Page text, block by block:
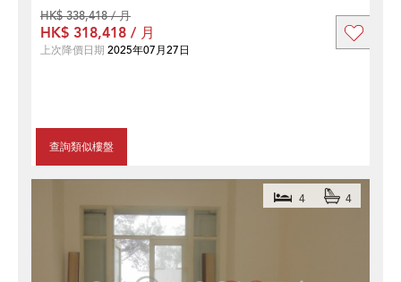
查詢類似樓盤
HK$ 338,418 / 月
HK$ 318,418 / 月
上次降價日期 2025年07月27日
4 4